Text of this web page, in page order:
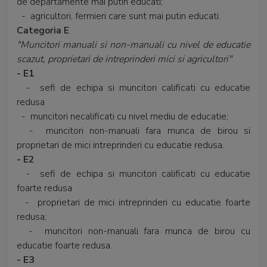
- agricultori, fermieri care sunt mai putin educati.
Categoria E
"Muncitori manuali si non-manuali cu nivel de educatie
scazut, proprietari de intreprinderi mici si agricultori"
- E1
- sefi de echipa si muncitori calificati cu educatie
redusa
- muncitori necalificati cu nivel mediu de educatie;
- muncitori non-manuali fara munca de birou si
proprietari de mici intreprinderi cu educatie redusa.
- E2
- sefi de echipa si muncitori calificati cu educatie
foarte redusa
- proprietari de mici intreprinderi cu educatie foarte
redusa;
- muncitori non-manuali fara munca de birou cu
educatie foarte redusa.
- E3